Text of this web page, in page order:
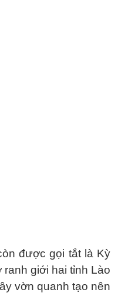
được gọi tắt là Kỳ
giới hai tỉnh Lào
vờn quanh tạo nên